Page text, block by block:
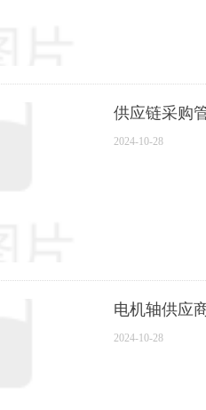
供应链采购
2024-10-28
电机轴供应
2024-10-28